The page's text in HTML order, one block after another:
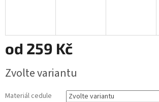
od 259 Kč
cena:
Zvolte variantu
Materiál cedule